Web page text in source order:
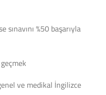
%50 başarıyla
ve medikal İngilizce